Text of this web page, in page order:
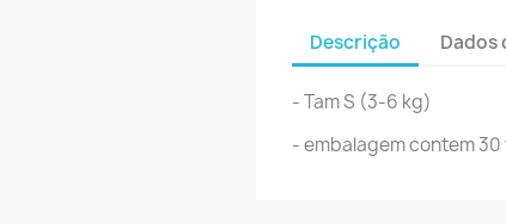
Descrição Dados
- Tam S (3-6 kg)
- embalagem contem